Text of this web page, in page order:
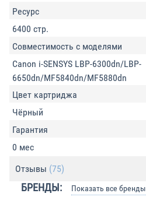
Ресурс
6400 стр.
Совместимость с моделями
Canon i-SENSYS LBP-6300dn/LBP-
6650dn/MF5840dn/MF5880dn
Цвет картриджа
Чёрный
Гарантия
0 мес
Отзывы (75)
БРЕНДЫ: Показать все бренды